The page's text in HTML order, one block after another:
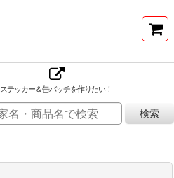
ステッカー＆缶バッチを作りたい！